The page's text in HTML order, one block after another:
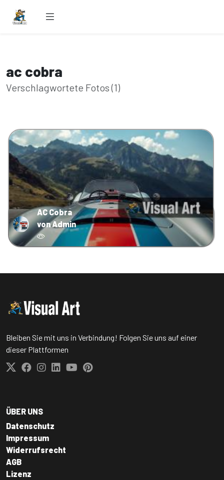
ac cobra
Verschlagwortete Fotos (1)
AC Cobra
von Admin
Bleiben Sie mit uns in Verbindung! Folgen Sie uns auf einer
dieser Plattformen
ÜBER UNS
Datenschutz
Impressum
Widerrufsrecht
AGB
Lizenz